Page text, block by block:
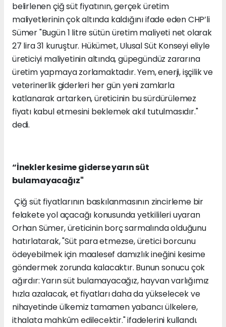
belirlenen çiğ süt fiyatının, gerçek üretim
maliyetlerinin çok altında kaldığını ifade eden CHP’li
Sümer "Bugün 1 litre sütün üretim maliyeti net olarak
27 lira 31 kuruştur. Hükümet, Ulusal Süt Konseyi eliyle
üreticiyi maliyetinin altında, güpegündüz zararına
üretim yapmaya zorlamaktadır. Yem, enerji, işçilik ve
veterinerlik giderleri her gün yeni zamlarla
katlanarak artarken, üreticinin bu sürdürülemez
fiyatı kabul etmesini beklemek akıl tutulmasıdır."
dedi.
“İnekler kesime giderse yarın süt
bulamayacağız"
Çiğ süt fiyatlarının baskılanmasının zincirleme bir
felakete yol açacağı konusunda yetkilileri uyaran
Orhan Sümer, üreticinin borç sarmalında olduğunu
hatırlatarak, "Süt para etmezse, üretici borcunu
ödeyebilmek için maalesef damızlık ineğini kesime
göndermek zorunda kalacaktır. Bunun sonucu çok
ağırdır: Yarın süt bulamayacağız, hayvan varlığımız
hızla azalacak, et fiyatları daha da yükselecek ve
nihayetinde ülkemiz tamamen yabancı ülkelere,
ithalata mahkûm edilecektir." ifadelerini kullandı.